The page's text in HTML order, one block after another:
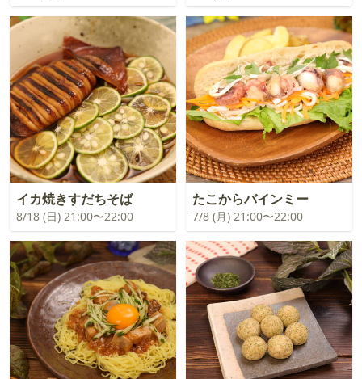
イカ焼きすだちそば
8/18 (日) 21:00〜22:00
たこからバインミー
7/8 (月) 21:00〜22:00